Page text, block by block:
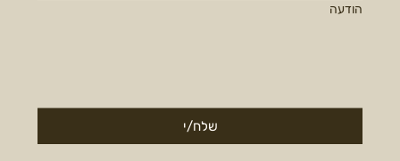
הודעה
שלח/י